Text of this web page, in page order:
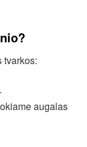
tvarkos:
augalas